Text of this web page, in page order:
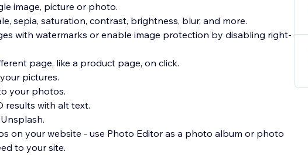
image, picture or photo.
sepia, saturation, contrast, brightness, blur, and more.
with watermarks or enable image protection by disabling right-
page, like a product page, on click.
pictures.
your photos.
results with alt text.
on your website - use Photo Editor as a photo album or photo
to your site.